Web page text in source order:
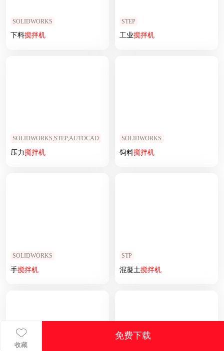
收藏
免费下载
SOLIDWORKS
下料搅拌机
STEP
工业搅拌机
SOLIDWORKS,STEP,AUTOCAD
压力搅拌机
SOLIDWORKS
饲料搅拌机
SOLIDWORKS
手搅拌机
STP
混凝土搅拌机